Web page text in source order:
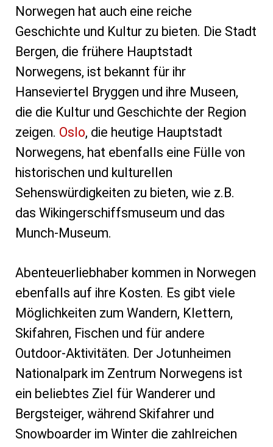
Norwegen hat auch eine reiche
Geschichte und Kultur zu bieten. Die Stadt
Bergen, die frühere Hauptstadt
Norwegens, ist bekannt für ihr
Hanseviertel Bryggen und ihre Museen,
die die Kultur und Geschichte der Region
zeigen. Oslo, die heutige Hauptstadt
Norwegens, hat ebenfalls eine Fülle von
historischen und kulturellen
Sehenswürdigkeiten zu bieten, wie z.B.
das Wikingerschiffsmuseum und das
Munch-Museum.
Abenteuerliebhaber kommen in Norwegen
ebenfalls auf ihre Kosten. Es gibt viele
Möglichkeiten zum Wandern, Klettern,
Skifahren, Fischen und für andere
Outdoor-Aktivitäten. Der Jotunheimen
Nationalpark im Zentrum Norwegens ist
ein beliebtes Ziel für Wanderer und
Bergsteiger, während Skifahrer und
Snowboarder im Winter die zahlreichen